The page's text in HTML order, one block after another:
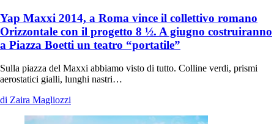
Yap Maxxi 2014, a Roma vince il collettivo romano
Orizzontale con il progetto 8 ½. A giugno costruiranno
a Piazza Boetti un teatro “portatile”
Sulla piazza del Maxxi abbiamo visto di tutto. Colline verdi, prismi
aerostatici gialli, lunghi nastri…
di Zaira Magliozzi